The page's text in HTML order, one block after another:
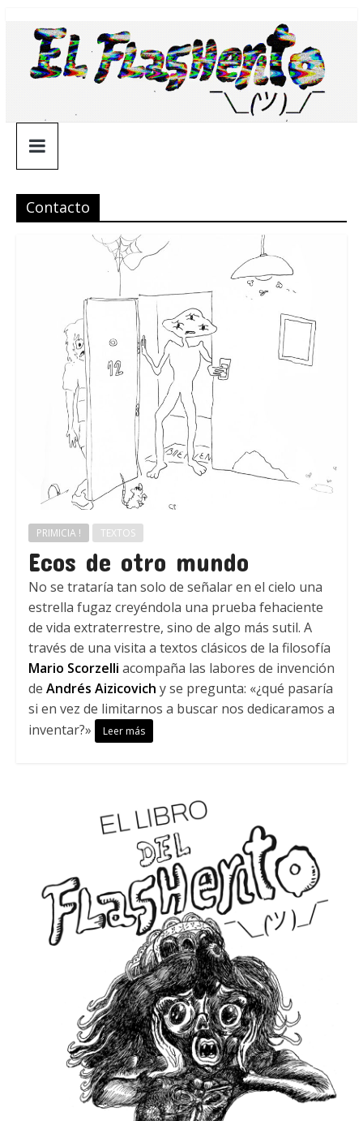
contenido
¯\_(ツ)_/
¯
Contacto
PRIMICIA ! TEXTOS
Ecos de otro mundo
No se trataría tan solo de señalar en el cielo una
estrella fugaz creyéndola una prueba fehaciente
de vida extraterrestre, sino de algo más sutil. A
través de una visita a textos clásicos de la filosofía
Mario Scorzelli acompaña las labores de invención
de Andrés Aizicovich y se pregunta: «¿qué pasaría
si en vez de limitarnos a buscar nos dedicaramos a
inventar?»
Leer más